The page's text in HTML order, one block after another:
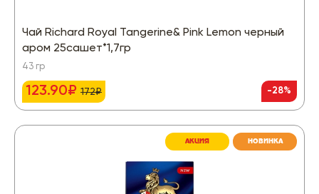
Чай Richard Royal Tangerine& Pink Lemon черный
аром 25сашет*1,7гр
43 гр
123.90₽ 172₽ -28%
АКЦИЯ НОВИНКА